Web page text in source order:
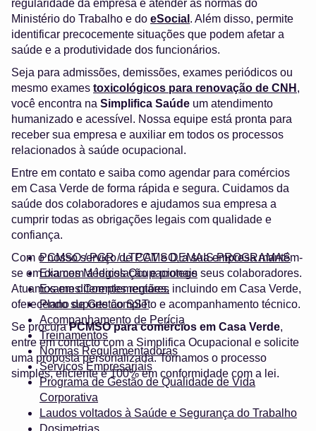
regularidade da empresa e atender às normas do
Ministério do Trabalho e do eSocial . Além disso, permite
identificar precocemente situações que podem afetar a
saúde e a produtividade dos funcionários.
Seja para admissões, demissões, exames periódicos ou
mesmo exames toxicológicos para renovação de CNH ,
você encontra na Simplifica Saúde um atendimento
humanizado e acessível. Nossa equipe está pronta para
receber sua empresa e auxiliar em todos os processos
relacionados à saúde ocupacional.
Entre em contato e saiba como agendar para comércios
em Casa Verde de forma rápida e segura. Cuidamos da
saúde dos colaboradores e ajudamos sua empresa a
cumprir todas as obrigações legais com qualidade e
confiança.
PCMSO / PGR / LTCAT e DEMAIS PROGRAMAS
Exames Médicos Ocupacionais
Exames Complementares
Plano de Gestão SST
Acompanhamento de Perícia
Treinamentos
Normas Regulamentadoras
Serviços Empresariais
Programa de Gestão de Qualidade de Vida
Corporativa
Laudos voltados à Saúde e Segurança do Trabalho
Com o nosso serviço de PCMSO, a sua empresa mantém-
se em dia com a legislação e protege seus colaboradores.
Atuamos em diferentes regiões, incluindo em Casa Verde,
oferecendo suporte completo e acompanhamento técnico.
Se procuraPCMSO para comércios em Casa Verde,
entre em contacto com a Simplifica Ocupacional e solicite
uma proposta personalizada. Tornamos o processo
simples, eficiente e 100% em conformidade com a lei.